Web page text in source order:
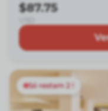
$87.75
Só restam 2 !